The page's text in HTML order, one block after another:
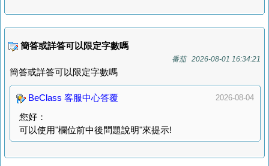
簡答或詳答可以限定字數嗎
番茄 2026-08-01 16:34:21
簡答或詳答可以限定字數嗎
2026-08-04
BeClass 客服中心答覆
您好：
可以使用"欄位前中後問題說明"來提示!